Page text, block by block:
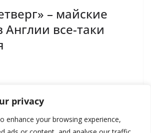
privacy
enhance your browsing experience,
– майские
все-таки